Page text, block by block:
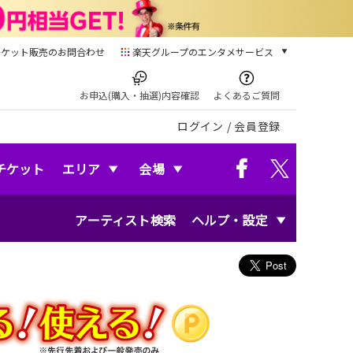
ット販売のお問合わせ 楽天グループのエンタメサービス
本/ゲーム/CD/DVD
楽天ブックス
電子書籍
楽天Kobo
音楽配信
Rakuten PLAY
無料テレビ
お申込(購入・抽選)内容確認 よくあるご質問
ログイン / 会員登録
ケット エリア 会場
アーティスト検索 ヘルプ・設定